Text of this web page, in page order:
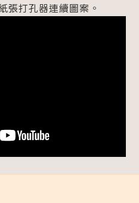
打孔器連續圖案。